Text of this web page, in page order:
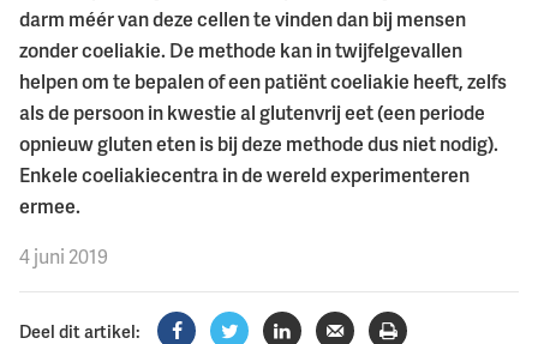
darm méér van deze cellen te vinden dan bij mensen
zonder coeliakie. De methode kan in twijfelgevallen
helpen om te bepalen of een patiënt coeliakie heeft, zelfs
als de persoon in kwestie al glutenvrij eet (een periode
opnieuw gluten eten is bij deze methode dus niet nodig).
Enkele coeliakiecentra in de wereld experimenteren
ermee.
4 juni 2019
Deel dit artikel: